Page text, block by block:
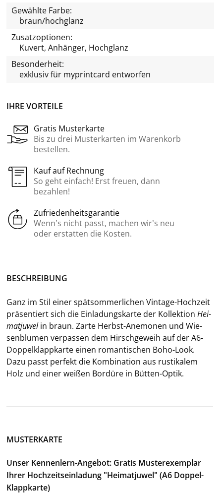
IHRE VORTEILE
Gratis Musterkarte
Bis zu drei Musterkarten im Warenkorb
bestellen.
Kauf auf Rechnung
So geht einfach! Erst freuen, dann
bezahlen!
Zufriedenheitsgarantie
Wenn’s nicht passt, machen wir’s neu
oder erstatten die Kosten.
Gewählte Farbe:
braun/hochglanz
Zusatzoptionen:
Kuvert, Anhänger, Hochglanz
Besonderheit:
exklusiv für myprintcard entworfen
BE­SCHREI­BUNG
Ganz im Stil einer spät­som­mer­li­chen Vintage-​Hochzeit
prä­sen­tiert sich die Ein­la­dungs­kar­te der Kol­lek­ti­on Hei­
mat­ju­welin braun. Zarte Herbst-​Anemonen und Wie­
sen­blu­men ver­pas­sen dem Hirsch­ge­weih auf der A6-​
Doppelklappkarte einen ro­man­ti­schen Boho-​Look.
Dazu passt per­fekt die Kom­bi­na­ti­on aus rus­ti­ka­lem
Holz und einer wei­ßen Bor­dü­re in Bütten-​Optik.
MUSTERKARTE
Unser Kennenlern-Angebot: Gratis Musterexemplar
Ihrer Hochzeitseinladung "Heimatjuwel" (A6 Doppel-
Klappkarte)